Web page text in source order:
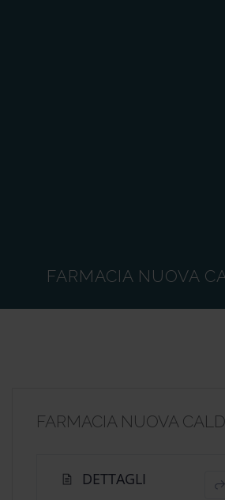
FARMACIA NUOVA
FARMACIA NUOVA
DETTAGLI